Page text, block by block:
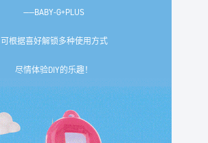
——BABY-G+PLUS
可根据喜好解锁多种使用方式
尽情体验DIY的乐趣！